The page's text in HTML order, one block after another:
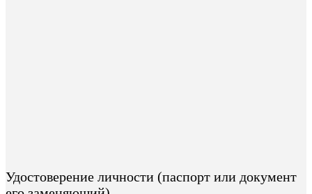
Удостоверение личности (паспорт или документ